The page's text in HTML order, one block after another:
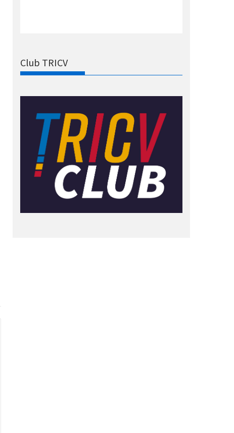
Club TRICV